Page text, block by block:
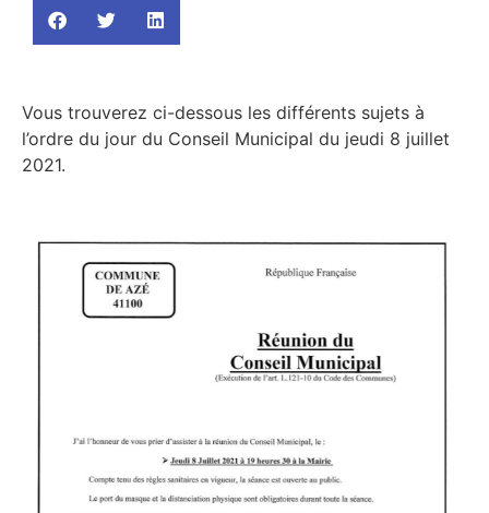
Vous trouverez ci-dessous les différents sujets à
l’ordre du jour du Conseil Municipal du jeudi 8 juillet
2021.